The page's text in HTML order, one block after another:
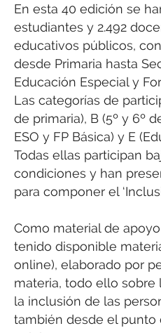
En esta 40 edición se
estudiantes y 2.492
educativos públicos,
desde Primaria hasta
Educación Especial y
Las categorías de
de primaria), B (5º y 6º
ESO y FP Básica) y E
Todas ellas participan
condiciones y han
para componer el
Como material de
tenido disponible
online), elaborado por
materia, todo ello
la inclusión de las
también desde el punto